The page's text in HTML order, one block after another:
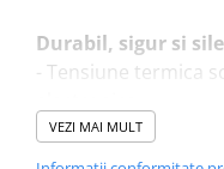
Marine & Caravan
APC
Pachete acumulatori VRLA
Durabil, sigur si
- Tensiune termica
- Protectie
a substantelor
VEZI MAI MULT